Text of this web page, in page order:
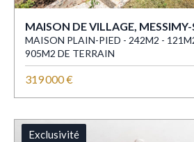
MAISON DE VILLAGE,
MAISON PLAIN-PIED - 242M2 -
905M2 DE TERRAIN
319 000 €
Exclusivité